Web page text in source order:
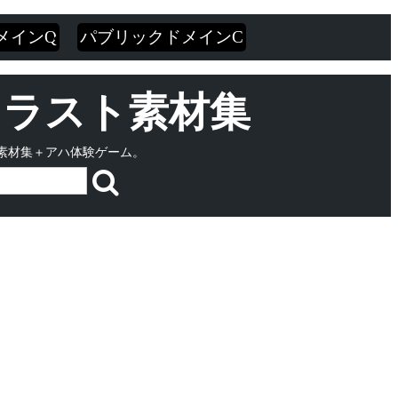
インQ パブリックドメインC
スト素材集
集＋アハ体験ゲーム。